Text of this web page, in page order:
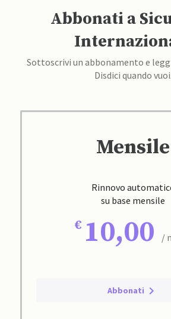
Abbonati a
Sottoscrivi un abbonamento e
Disdici quando vuoi.
Mensile
Rinnovo
su base mensile
10,00 /
Abbonati